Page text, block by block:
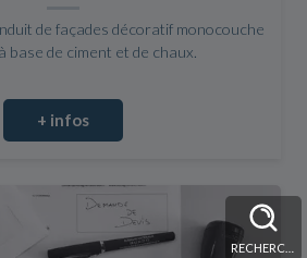
de façades décoratif monocouche
base de ciment et de chaux.
+ infos